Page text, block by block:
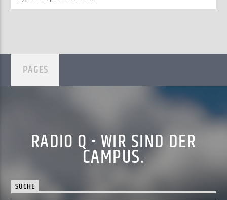
PAGES
RADIO Q - WIR SIND DER
CAMPUS.
SUCHE